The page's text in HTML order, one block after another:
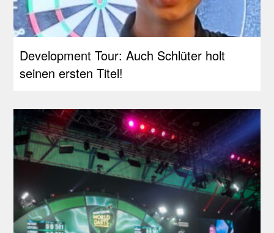
Development Tour: Auch Schlüter holt
seinen ersten Titel!